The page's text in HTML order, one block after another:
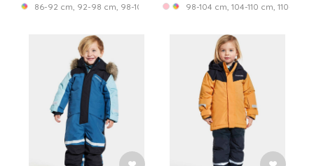
86-92 cm, 92-98 cm, 98-104 cm, 104-110 cm, 110-116 cm, 116-122 cm,
98-104 cm, 104-110 cm, 110-116